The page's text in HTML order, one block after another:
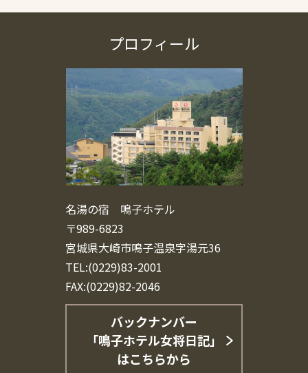
プロフィール
名湯の宿 鳴子ホテル
〒989-6823
宮城県大崎市鳴子温泉字湯元36
TEL:(0229)83-2001
FAX:(0229)82-2046
バックナンバー
「鳴子ホテル女将日記」
はこちらから